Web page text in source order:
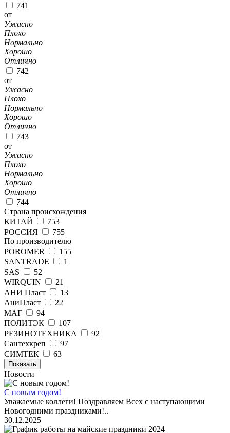
741
от
Ужасно
Плохо
Нормально
Хорошо
Отлично
742
от
Ужасно
Плохо
Нормально
Хорошо
Отлично
743
от
Ужасно
Плохо
Нормально
Хорошо
Отлично
744
Страна происхождения
КИТАЙ
753
РОССИЯ
755
По производителю
POROMER
155
SANTRADE
1
SAS
52
WIRQUIN
21
АНИ Пласт
13
АниПласт
22
МАГ
94
ПОЛИТЭК
107
РЕЗИНОТЕХНИКА
92
Сантехкреп
97
СИМТЕК
63
Показать
Новости
С новым годом!
Уважаемые коллеги! Поздравляем Всех с наступающими
Новогодними праздниками!..
30.12.2025